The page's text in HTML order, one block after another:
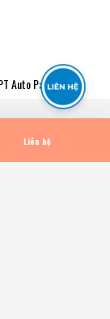
Auto Parts
R - 180 MM PHI
[DW56] VALEO
Liên hệ